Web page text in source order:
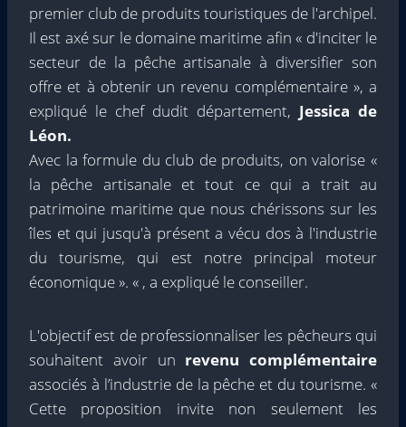
premier club de produits touristiques de l'archipel.
Il est axé sur le domaine maritime afin « d'inciter le
secteur de la pêche artisanale à diversifier son
offre et à obtenir un revenu complémentaire », a
expliqué le chef dudit département, Jessica de
Léon.
Avec la formule du club de produits, on valorise «
la pêche artisanale et tout ce qui a trait au
patrimoine maritime que nous chérissons sur les
îles et qui jusqu'à présent a vécu dos à l'industrie
du tourisme, qui est notre principal moteur
économique ». « , a expliqué le conseiller.
L'objectif est de professionnaliser les pêcheurs qui
souhaitent avoir un revenu complémentaire
associés à l’industrie de la pêche et du tourisme. «
Cette proposition invite non seulement les